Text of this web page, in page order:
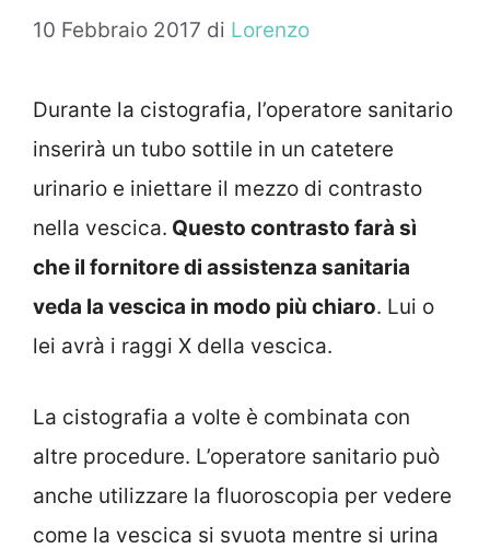
10 Febbraio 2017 di Lorenzo
Durante la cistografia, l’operatore sanitario
inserirà un tubo sottile in un catetere
urinario e iniettare il mezzo di contrasto
nella vescica. Questo contrasto farà sì
che il fornitore di assistenza sanitaria
veda la vescica in modo più chiaro. Lui o
lei avrà i raggi X della vescica.
La cistografia a volte è combinata con
altre procedure. L’operatore sanitario può
anche utilizzare la fluoroscopia per vedere
come la vescica si svuota mentre si urina